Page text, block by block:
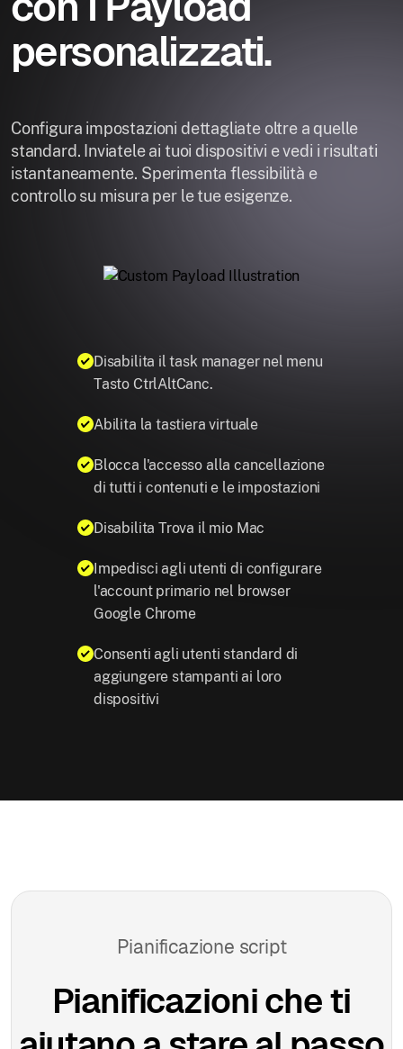
personalizzati.
Configura impostazioni dettagliate oltre a quelle
standard. Inviatele ai tuoi dispositivi e vedi i risultati
istantaneamente. Sperimenta flessibilità e
controllo su misura per le tue esigenze.
Disabilita il task manager nel menu
Tasto CtrlAltCanc.
Abilita la tastiera virtuale
Blocca l'accesso alla cancellazione
di tutti i contenuti e le impostazioni
Disabilita Trova il mio Mac
Impedisci agli utenti di configurare
l'account primario nel browser
Google Chrome
Consenti agli utenti standard di
aggiungere stampanti ai loro
dispositivi
Pianificazione script
Pianificazioni che ti